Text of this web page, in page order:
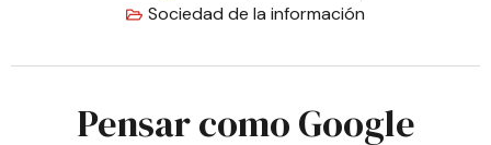
Sociedad de la información
Pensar como Google